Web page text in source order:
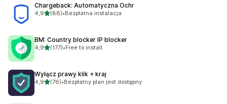
Chargeback: Automatyczna Ochr
4,9na 5 gwiazdek
(88)
Łączna liczba recenzji: 88
•Bezpłatna instalacja
BM: Country blocker IP blocker
4,9na 5 gwiazdek
(177)
Łączna liczba recenzji: 177
•Free to install
Wyłącz prawy klik + kraj
4,9na 5 gwiazdek
(76)
Łączna liczba recenzji: 76
•Bezpłatny plan jest dostępny